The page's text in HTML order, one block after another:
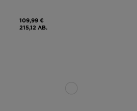
109,99 €
215,12 ЛВ.